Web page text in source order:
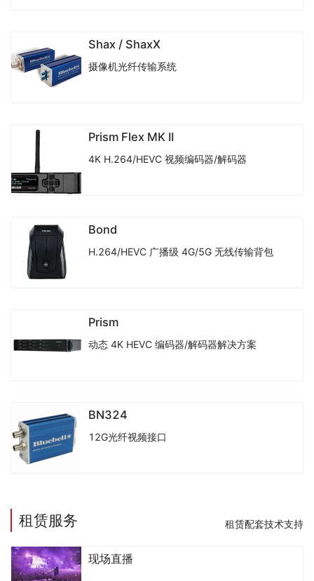
Shax / ShaxX
摄像机光纤传输系统
Prism Flex MK II
4K H.264/HEVC 视频编码器/解码器
Bond
H.264/HEVC 广播级 4G/5G 无线传输背包
Prism
动态 4K HEVC 编码器/解码器解决方案
BN324
12G光纤视频接口
租赁服务 租赁配套技术支持
现场直播